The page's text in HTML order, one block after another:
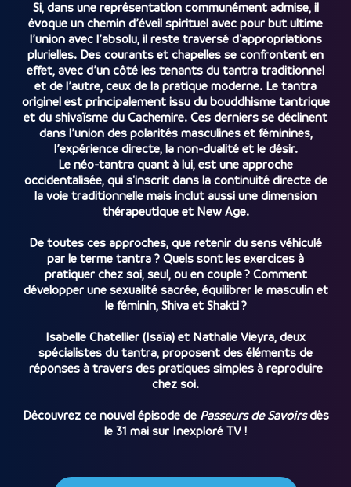
Si, dans une représentation communément admise, il
évoque un chemin d’éveil spirituel avec pour but ultime
l’union avec l’absolu, il reste traversé d'appropriations
plurielles. Des courants et chapelles se confrontent en
effet, avec d’un côté les tenants du tantra traditionnel
et de l’autre, ceux de la pratique moderne. Le tantra
originel est principalement issu du bouddhisme tantrique
et du shivaïsme du Cachemire. Ces derniers se déclinent
dans l’union des polarités masculines et féminines,
l’expérience directe, la non-dualité et le désir.
Le néo-tantra quant à lui, est une approche
occidentalisée, qui s'inscrit dans la continuité directe de
la voie traditionnelle mais inclut aussi une dimension
thérapeutique et New Age.
De toutes ces approches, que retenir du sens véhiculé
par le terme tantra ? Quels sont les exercices à
pratiquer chez soi, seul, ou en couple ? Comment
développer une sexualité sacrée, équilibrer le masculin et
le féminin, Shiva et Shakti ?
Isabelle Chatellier (Isaïa) et Nathalie Vieyra, deux
spécialistes du tantra, proposent des éléments de
réponses à travers des pratiques simples à reproduire
chez soi.
Découvrez ce nouvel épisode de Passeurs de Savoirsdès
le 31 mai sur Inexploré TV !